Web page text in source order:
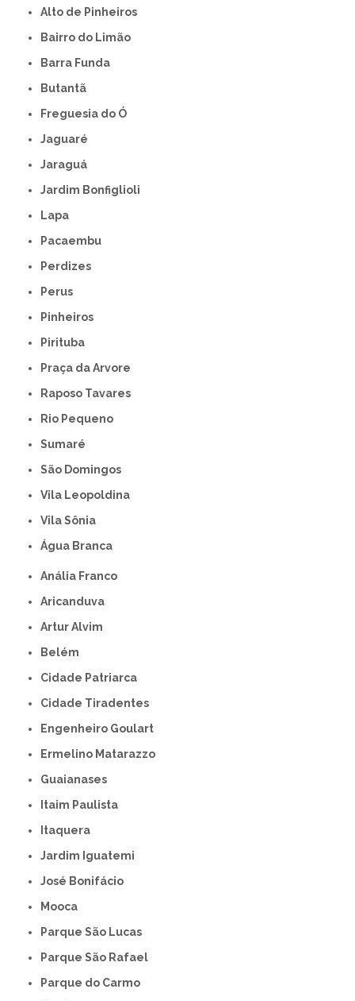
Alto de Pinheiros
Bairro do Limão
Barra Funda
Butantã
Freguesia do Ó
Jaguaré
Jaraguá
Jardim Bonfiglioli
Lapa
Pacaembu
Perdizes
Perus
Pinheiros
Pirituba
Praça da Arvore
Raposo Tavares
Rio Pequeno
Sumaré
São Domingos
Vila Leopoldina
Vila Sônia
Água Branca
Anália Franco
Aricanduva
Artur Alvim
Belém
Cidade Patriarca
Cidade Tiradentes
Engenheiro Goulart
Ermelino Matarazzo
Guaianases
Itaim Paulista
Itaquera
Jardim Iguatemi
José Bonifácio
Mooca
Parque São Lucas
Parque São Rafael
Parque do Carmo